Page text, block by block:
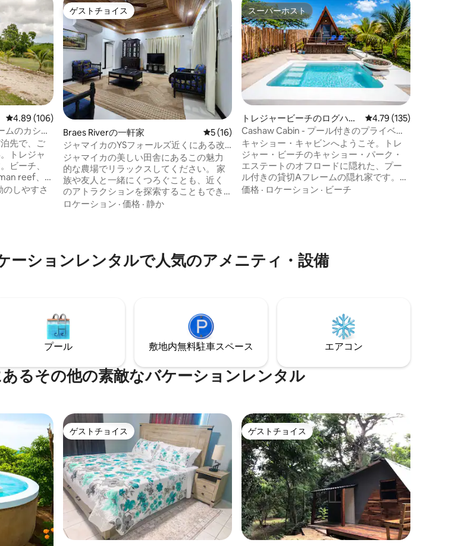
レビュー106件、5つ星中4.89つ星の平均評価
4.89 (106)
ムのカシー
先で、ご
トレジャ
ビーチ、
reef、
まで徒歩
手配でき
い、この
のしやすさ
ゲストチョイス
ゲストチョイス
Braes Riverの一軒家 レビュー16件、5つ星中5つ星の平均評価
5 (16)
ジャマイカのYSフォールズ近くにある改
装済みのファームハウス
ジャマイカの美しい田舎にあるこの魅力
的な農場でリラックスしてください。 家
族や友人と一緒にくつろぐことも、近く
のアトラクションを探索することもでき
ます。 南海岸に位置するこの農場は、Y.S.
は2024年に全面改装され、4寝室、3フル
バスルーム、アップグレードされたキッ
す。
ロケーション · 価格 · 静か
スーパーホスト
スーパーホスト
トレジャービーチのログハウ
ス
レビュー135件、5つ
4.79 (135)
Cashaw Cabin - プール付きのプライベー
トな隠れ家
キャショー・キャビンへようこそ。トレ
ジャー・ビーチのキャショー・パーク・
エステートのオフロードに隠れた、プー
ル付きの貸切Aフレームの隠れ家です。こ
の静かなエアコン付きのキャビンには、
う。プライバシー、落ち着き、のんびり
としたサウスコーストの雰囲気を求める
価格 · ロケーション · ビーチ
ーションレンタルで人気のアメニティ・設備
プール 敷地内無料駐⁠車ス⁠ペ⁠ー⁠ス エアコン
るその他の素敵なバケーションレンタル
ゲストチョイス
ゲストチョイス ゲストチョイス
ゲストチョイス